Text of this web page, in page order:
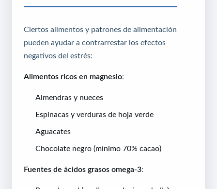
Ciertos alimentos y patrones de alimentación
pueden ayudar a contrarrestar los efectos
negativos del estrés:
Alimentos ricos en magnesio:
Almendras y nueces
Espinacas y verduras de hoja verde
Aguacates
Chocolate negro (mínimo 70% cacao)
Fuentes de ácidos grasos omega-3: